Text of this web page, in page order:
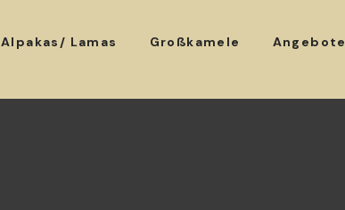
Alpakas/ Lamas Großkamele Angebote